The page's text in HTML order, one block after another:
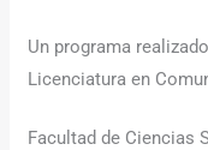
Un programa
Licenciatura en
Facultad de Ciencias